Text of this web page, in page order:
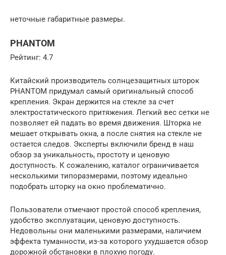
неточные габаритные размеры.
PHANTOM
Рейтинг: 4.7
Китайский производитель солнцезащитных шторок
PHANTOM придумал самый оригинальный способ
крепления. Экран держится на стекле за счет
электростатического притяжения. Легкий вес сетки не
позволяет ей падать во время движения. Шторка не
мешает открывать окна, а после снятия на стекле не
остается следов. Эксперты включили бренд в наш
обзор за уникальность, простоту и ценовую
доступность. К сожалению, каталог ограничивается
несколькими типоразмерами, поэтому идеально
подобрать шторку на окно проблематично.
Пользователи отмечают простой способ крепления,
удобство эксплуатации, ценовую доступность.
Недовольны они маленькими размерами, наличием
эффекта туманности, из-за которого ухудшается обзор
дорожной обстановки в плохую погоду.